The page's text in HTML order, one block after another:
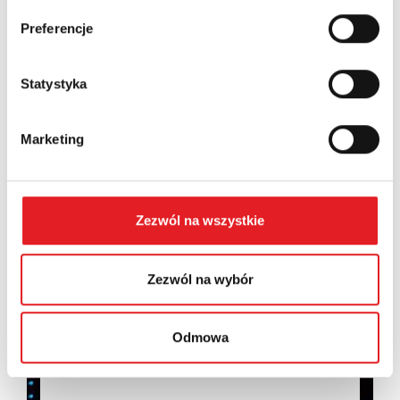
Preferencje
Statystyka
Marketing
Zezwól na wszystkie
Zezwól na wybór
Odmowa
Treść: *
Wyrażam zgodę na przetwarzanie moich danych
osobowych przez Relpol S.A. Więcej informacji na